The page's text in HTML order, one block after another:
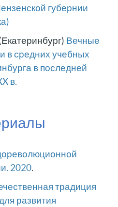
губернии
Вечные
в средних учебных
в последней
в.
2020.
традиция
развития